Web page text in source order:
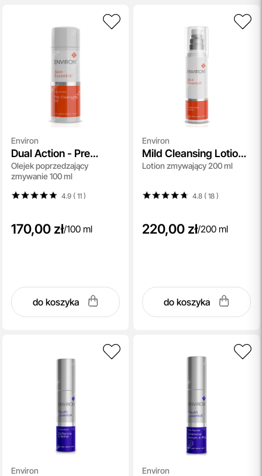
Environ
Dual Action - Pre
Cleansing Oil Skin
EssentiA
Olejek poprzedzający
zmywanie 100 ml
4.9 ( 11)
170,00 zł/100 ml
do koszyka
Environ
Mild Cleansing Lotion
Skin EssentiA
Lotion zmywający 200 ml
4.8 ( 18)
220,00 zł/200 ml
do koszyka
Environ Environ